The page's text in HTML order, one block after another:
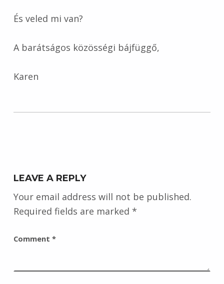
És veled mi van?
A barátságos közösségi bájfüggő,
Karen
LEAVE A REPLY
Your email address will not be published.
Required fields are marked *
Comment *